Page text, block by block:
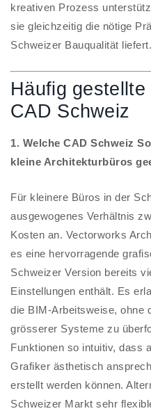
kreativen Prozess
sie gleichzeitig die nötige
Schweizer Bauqualität liefert.
Häufig
CAD Schweiz
1. Welche CAD Schweiz
kleine Architekturbüros
Für kleinere Büros in der
ausgewogenes Verhältnis
Kosten an. Vectorworks
es eine hervorragende
Schweizer Version bereits
Einstellungen enthält. Es
die BIM-Arbeitsweise, ohne
grösserer Systeme zu
Funktionen so intuitiv, dass
Grafiker ästhetisch
erstellt werden können.
Schweizer Markt sehr